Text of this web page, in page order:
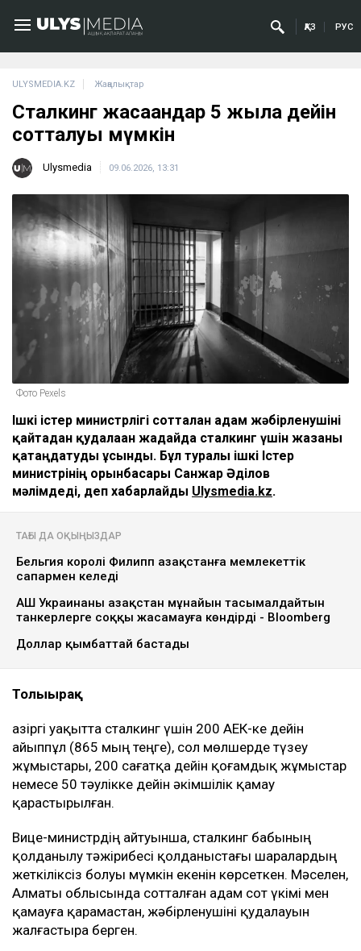
ҚАЗ РУС
ULYSMEDIA.KZ Жаңалықтар
Сталкинг жасағандар 5 жылға дейін
сотталуы мүмкін
Ulysmedia 09.06.2026, 13:31
Фото Pexels
Ішкі істер министрлігі сотталған адам жәбірленушіні
қайтадан қудалаған жағдайда сталкинг үшін жазаны
қатаңдатуды ұсынды. Бұл туралы ішкі Істер
министрінің орынбасары Санжар Әділов
мәлімдеді, деп хабарлайды Ulysmedia.kz.
ТАҒЫ ДА ОҚЫҢЫЗДАР
Бельгия королі Филипп Қазақстанға мемлекеттік
сапармен келеді
АҚШ Украинаны Қазақстан мұнайын тасымалдайтын
танкерлерге соққы жасамауға көндірді - Bloomberg
Доллар қымбаттай бастады
Толығырақ
Қазіргі уақытта сталкинг үшін 200 АЕК-ке дейін
айыппұл (865 мың теңге), сол мөлшерде түзеу
жұмыстары, 200 сағатқа дейін қоғамдық жұмыстар
немесе 50 тәулікке дейін әкімшілік қамау
қарастырылған.
Вице-министрдің айтуынша, сталкинг бабының
қолданылу тәжірибесі қолданыстағы шаралардың
жеткіліксіз болуы мүмкін екенін көрсеткен. Мәселен,
Алматы облысында сотталған адам сот үкімі мен
қамауға қарамастан, жәбірленушіні қудалауын
жалғастыра берген.